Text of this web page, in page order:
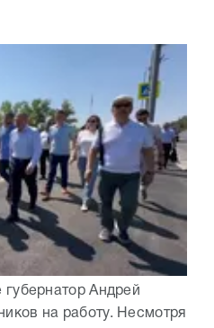
губернатор Андрей
на работу. Несмотря